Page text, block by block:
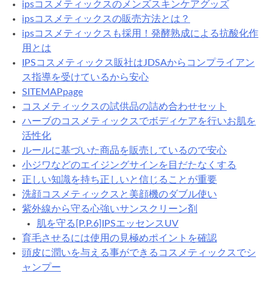
ipsコスメティックスのメンズスキンケアグッズ
ipsコスメティックスの販売方法とは？
ipsコスメティックスも採用！発酵熟成による抗酸化作
用とは
IPSコスメティックス販社はJDSAからコンプライアン
ス指導を受けているから安心
SITEMAPpage
コスメティックスの試供品の詰め合わせセット
ハーブのコスメティックスでボディケアを行いお肌を
活性化
ルールに基づいた商品を販売しているので安心
小ジワなどのエイジングサインを目だたなくする
正しい知識を持ち正しいと信じることが重要
洗顔コスメティックスと美顔機のダブル使い
紫外線から守る心強いサンスクリーン剤
肌を守る[P.P.6]IPSエッセンスUV
育毛させるには使用の見極めポイントを確認
頭皮に潤いを与える事ができるコスメティックスでシ
ャンプー